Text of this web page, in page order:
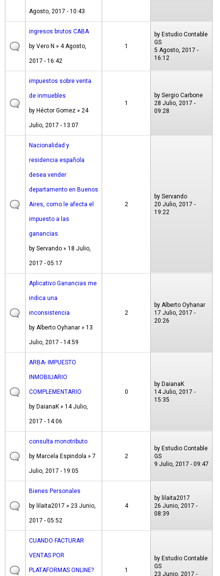
Agosto, 2017 - 10:43
ingresos brutos CABA
by Vero N » 4 Agosto,
2017 - 16:42
1
by Estudio Contable
GS
5 Agosto, 2017 -
16:12
impuestos sobre venta
de inmuebles
by Héctor Gomez » 24
Julio, 2017 - 13:07
1
by Sergio Carbone
28 Julio, 2017 -
09:28
Nacionalidad y
residencia española
desea vender
departamento en Buenos
Aires, como le afecta el
impuesto a las
ganancias.
by Servando » 18 Julio,
2017 - 05:17
2
by Servando
20 Julio, 2017 -
19:22
Aplicativo Ganancias me
indica una
inconsistencia
by Alberto Oyhanar » 13
Julio, 2017 - 14:59
2
by Alberto Oyhanar
17 Julio, 2017 -
20:26
ARBA- IMPUESTO
INMOBILIARIO
COMPLEMENTARIO
by DaianaK » 14 Julio,
2017 - 14:06
0
by DaianaK
14 Julio, 2017 -
15:35
consulta monotributo
by Marcela Espindola » 7
Julio, 2017 - 19:05
2
by Estudio Contable
GS
9 Julio, 2017 - 09:47
Bienes Personales
by lilaita2017 » 23 Junio,
2017 - 05:52
4
by lilaita2017
26 Junio, 2017 -
08:39
CUANDO FACTURAR
VENTAS POR
PLATAFORMAS ONLINE? 1
by Estudio Contable
GS
23 Junio, 2017 -